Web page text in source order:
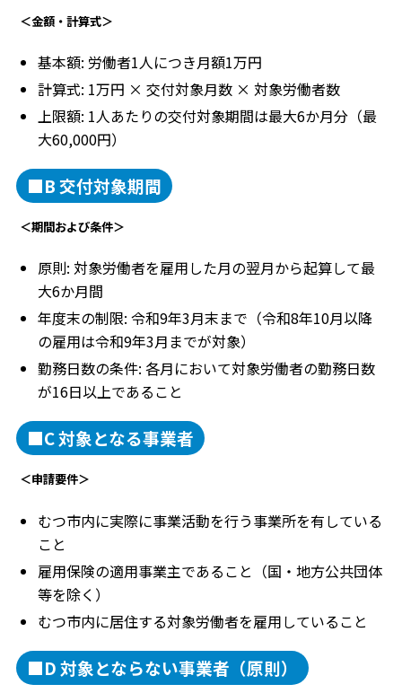
＜金額・計算式＞
基本額: 労働者1人につき月額1万円
計算式: 1万円 × 交付対象月数 × 対象労働者数
上限額: 1人あたりの交付対象期間は最大6か月分（最
大60,000円）
■B 交付対象期間
＜期間および条件＞
原則: 対象労働者を雇用した月の翌月から起算して最
大6か月間
年度末の制限: 令和9年3月末まで（令和8年10月以降
の雇用は令和9年3月までが対象）
勤務日数の条件: 各月において対象労働者の勤務日数
が16日以上であること
■C 対象となる事業者
＜申請要件＞
むつ市内に実際に事業活動を行う事業所を有している
こと
雇用保険の適用事業主であること（国・地方公共団体
等を除く）
むつ市内に居住する対象労働者を雇用していること
■D 対象とならない事業者（原則）